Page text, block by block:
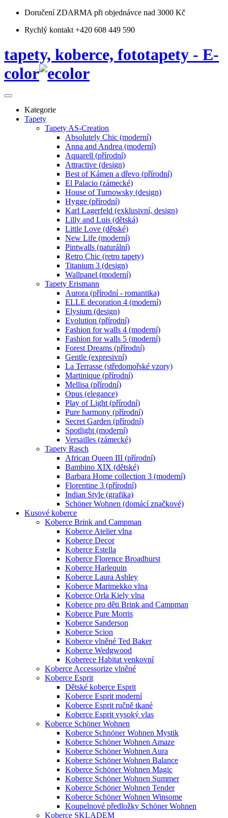
Doručení ZDARMA při objednávce nad 3000 Kč
Rychlý kontakt +420 608 449 590
tapety, koberce, fototapety - E-
color
Kategorie
Tapety
Tapety AS-Creation
Absolutely Chic (moderní)
Anna and Andrea (moderní)
Aquarell (přírodní)
Attractive (design)
Best of Kámen a dřevo (přírodní)
El Palacio (zámecké)
House of Turnowsky (design)
Hygge (přírodní)
Karl Lagerfeld (exklusivní, design)
Lilly and Luis (dětská)
Little Love (dětské)
New Life (moderní)
Pintwalls (naturální)
Retro Chic (retro tapety)
Titanium 3 (design)
Wallpanel (moderní)
Tapety Erismann
Aurora (přírodní - romantika)
ELLE decoration 4 (moderní)
Elysium (design)
Evolution (přírodní)
Fashion for walls 4 (moderní)
Fashion for walls 5 (moderní)
Forest Dreams (přírodní)
Gentle (expresivní)
La Terrasse (středomořské vzory)
Martinique (přírodní)
Mellisa (přírodní)
Opus (elegance)
Play of Light (přírodní)
Pure harmony (přírodní)
Secret Garden (přírodní)
Spotlight (moderní)
Versailles (zámecké)
Tapety Rasch
African Queen III (přírodní)
Bambino XIX (dětské)
Barbara Home collection 3 (moderní)
Florentine 3 (přírodní)
Indian Style (grafika)
Schöner Wohnen (domácí značkové)
Kusové koberce
Koberce Brink and Campman
Koberce Atelier vlna
Koberce Decor
Koberce Estella
Koberce Florence Broadhurst
Koberce Harlequin
Koberce Laura Ashley
Koberce Marimekko vlna
Koberce Orla Kiely vlna
Koberce pro děti Brink and Campman
Koberce Pure Morris
Koberce Sanderson
Koberce Scion
Koberce vlněné Ted Baker
Koberce Wedgwood
Koberece Habitat venkovní
Koberce Accessorize vlněné
Koberce Esprit
Dětské koberce Esprit
Koberce Esprit moderní
Koberce Esprit ručně tkané
Koberce Esprit vysoký vlas
Koberce Schöner Wohnen
Koberce Schnöner Wohnen Mystik
Koberce Schöner Wohnen Amaze
Koberce Schöner Wohnen Aura
Koberce Schöner Wohnen Balance
Koberce Schöner Wohnen Magic
Koberce Schöner Wohnen Summer
Koberce Schöner Wohnen Tender
Koberce Schöner Wohnen Winsome
Koupelnové předložky Schöner Wohnen
Koberce SKLADEM